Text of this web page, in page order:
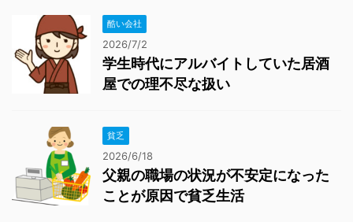
酷い会社
2026/7/2
学生時代にアルバイトしていた居酒
屋での理不尽な扱い
貧乏
2026/6/18
父親の職場の状況が不安定になった
ことが原因で貧乏生活